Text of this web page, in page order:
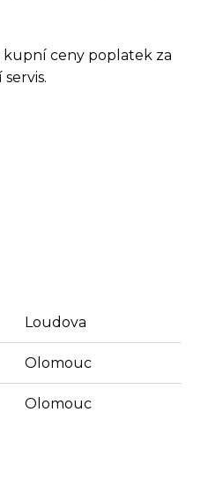
kupní ceny poplatek za
Loudova
Olomouc
Olomouc